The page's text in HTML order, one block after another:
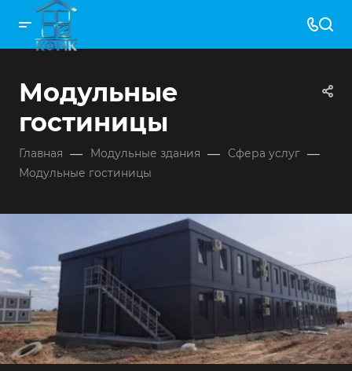
Модульные
гостиницы
Главная — Модульные здания — Сфера услуг —
Модульные гостиницы